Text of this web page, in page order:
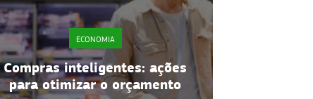
ECONOMIA
Isenção de Imposto de Renda
2026: o que muda para o MEI